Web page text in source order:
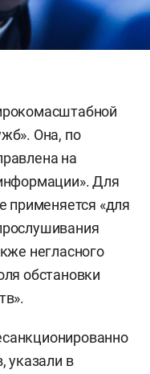
Она, по
на
Для
применяется «для
негласного
обстановки
указали в